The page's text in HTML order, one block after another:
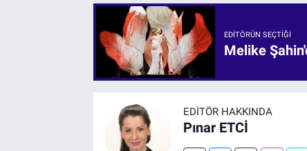
EDITÖRÜN SEÇTIĞI
Melike
EDITÖR HAKKINDA
Pınar ETCİ